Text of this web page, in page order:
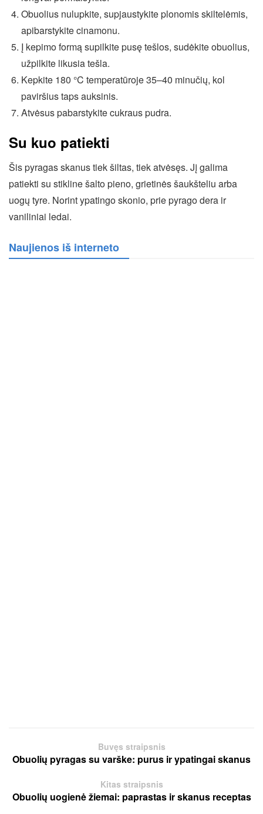
Obuolius nulupkite, supjaustykite plonomis skiltelėmis,
apibarstykite cinamonu.
Į kepimo formą supilkite pusę tešlos, sudėkite obuolius,
užpilkite likusia tešla.
Kepkite 180 °C temperatūroje 35–40 minučių, kol
paviršius taps auksinis.
Atvėsus pabarstykite cukraus pudra.
Su kuo patiekti
Šis pyragas skanus tiek šiltas, tiek atvėsęs. Jį galima
patiekti su stikline šalto pieno, grietinės šaukšteliu arba
uogų tyre. Norint ypatingo skonio, prie pyrago dera ir
vaniliniai ledai.
Naujienos iš interneto
Buvęs straipsnis
Obuolių pyragas su varške: purus ir ypatingai skanus
Kitas straipsnis
Obuolių uogienė žiemai: paprastas ir skanus receptas